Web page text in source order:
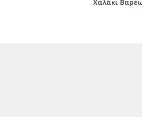
Χαλάκι